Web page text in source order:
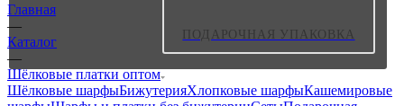
ПОДАРОЧНАЯ УПАКОВКА
Главная
—
Каталог
—
Шёлковые платки оптом
Шёлковые шарфыБижутерияХлопковые шарфыКашемировые